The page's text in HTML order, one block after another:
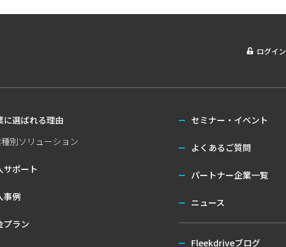
ログイン
に選ばれる理由
別ソリューション
サポート
事例
プラン
セミナー・イベント
よくあるご質問
パートナー企業一覧
ニュース
Fleekdriveブログ